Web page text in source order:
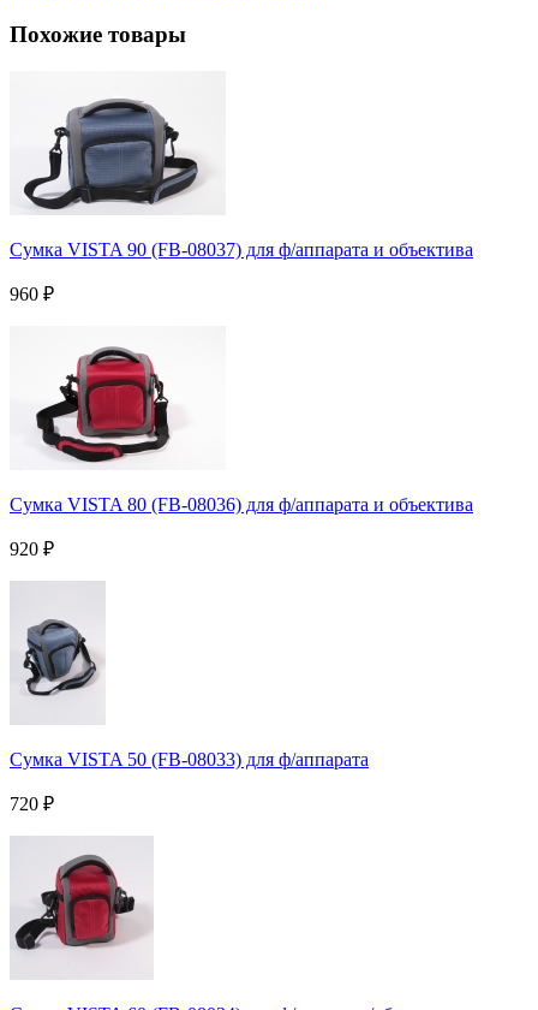
Похожие товары
Сумка VISTA 90 (FB-08037) для ф/аппарата и объектива
960 ₽
Сумка VISTA 80 (FB-08036) для ф/аппарата и объектива
920 ₽
Сумка VISTA 50 (FB-08033) для ф/аппарата
720 ₽